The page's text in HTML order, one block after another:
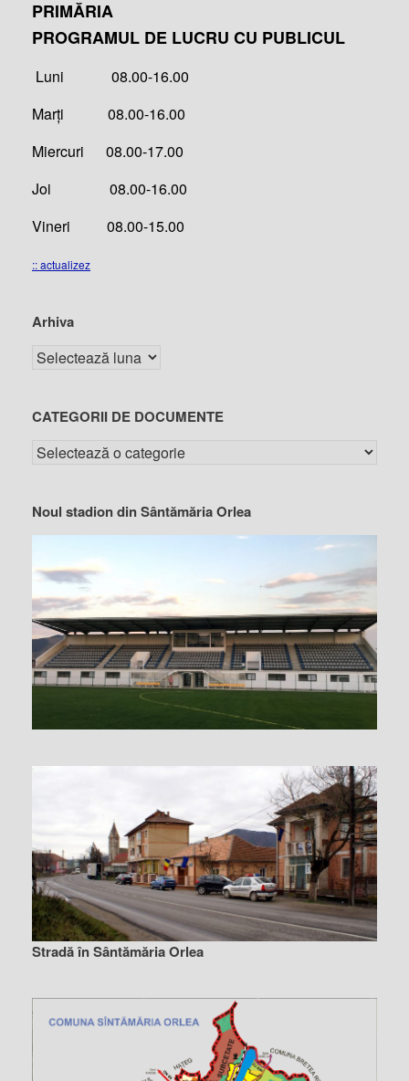
PRIMĂRIA
PROGRAMUL DE LUCRU CU PUBLICUL
Luni 08.00-16.00
Marți 08.00-16.00
Miercuri 08.00-17.00
Joi 08.00-16.00
Vineri 08.00-15.00
:: actualizez
Arhiva
CATEGORII DE DOCUMENTE
Noul stadion din Sântămăria Orlea
Stradă în Sântămăria Orlea